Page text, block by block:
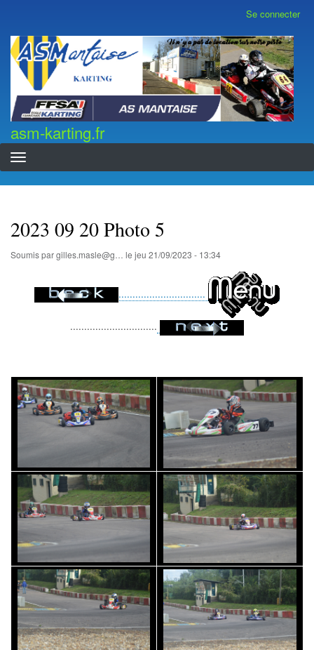
contenu
principal
compte
de
l'utilisateur
Se connecter
asm-karting.fr
asm-karting.fr
2023 09 20 Photo 5
Soumis pargilles.masle@g… le jeu 21/09/2023 - 13:34
...............................
...............................